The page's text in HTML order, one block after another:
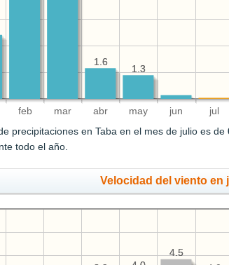
feb mar abr may jun jul
1.3
1.6
1.3
1.6
precipitaciones en Taba en el mes de julio es de
todo el año.
Velocidad del viento en
4.5
4.5